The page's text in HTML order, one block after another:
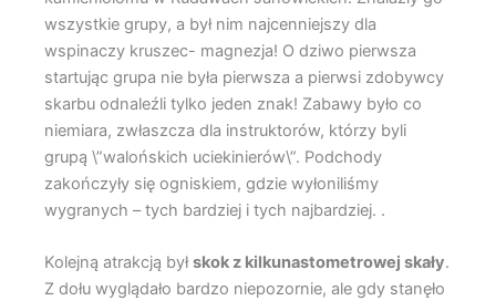
wszystkie grupy, a był nim najcenniejszy dla
wspinaczy kruszec- magnezja! O dziwo pierwsza
startując grupa nie była pierwsza a pierwsi zdobywcy
skarbu odnaleźli tylko jeden znak! Zabawy było co
niemiara, zwłaszcza dla instruktorów, którzy byli
grupą \”walońskich uciekinierów\”. Podchody
zakończyły się ogniskiem, gdzie wyłoniliśmy
wygranych – tych bardziej i tych najbardziej. .
Kolejną atrakcją byłskok z kilkunastometrowej skały.
Z dołu wyglądało bardzo niepozornie, ale gdy stanęło